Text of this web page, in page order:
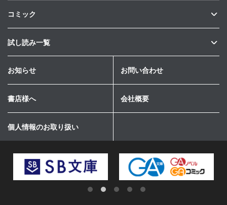
コミック
試し読み一覧
お知らせ お問い合わせ
書店様へ 会社概要
個人情報のお取り扱い